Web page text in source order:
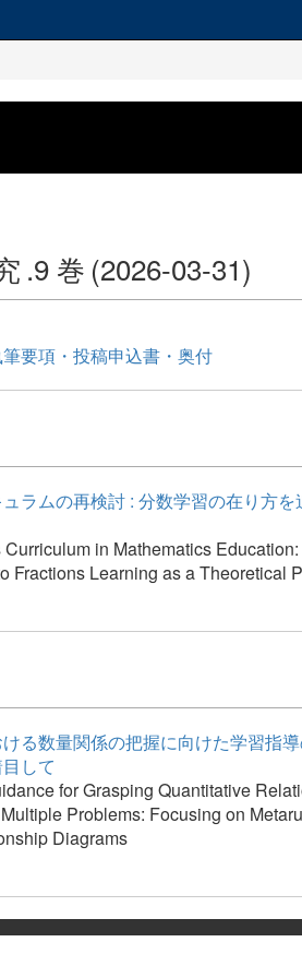
.9 巻 (2026-03-31)
要項・投稿申込書・奥付
ラムの再検討 : 分数学習の在り方
in Mathematics
Fractions Learning as a Theoretical
る数量関係の把握に向けた学習指
して
for Grasping Quantitative
Problems: Focusing on
Diagrams